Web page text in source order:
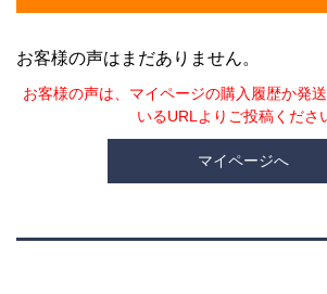
お客様の声はまだありません。
お客様の声は、マイページの購入履歴か発
いるURLよりご投稿くださ
マイページへ